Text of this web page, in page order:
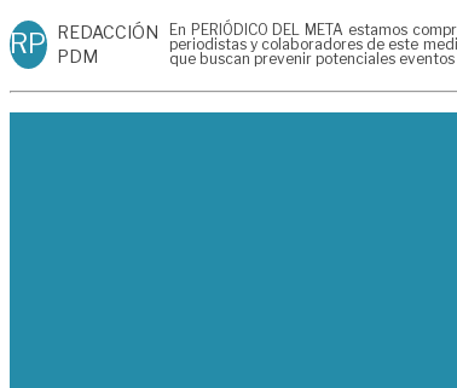
RP REDACCIÓN
PDM
En PERIÓDICO DEL META estamos
periodistas y colaboradores de este
que buscan prevenir potenciales